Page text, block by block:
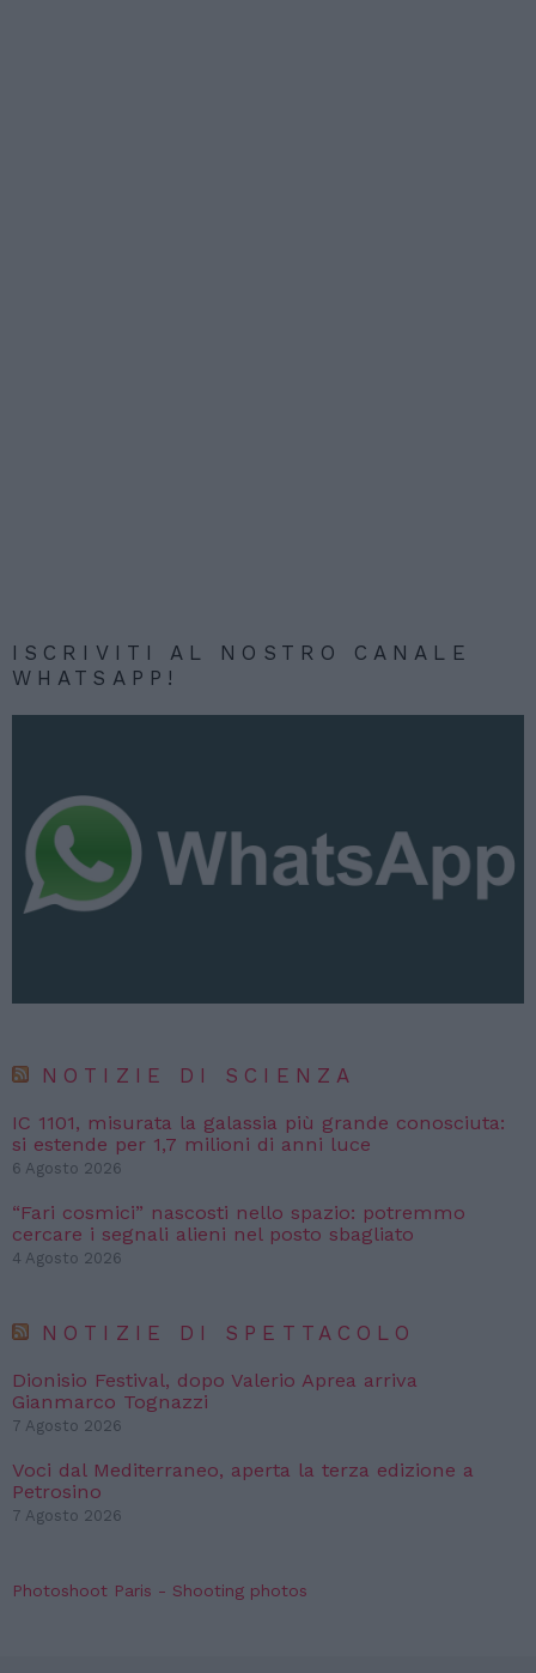
ISCRIVITI AL NOSTRO CANALE
WHATSAPP!
NOTIZIE DI SCIENZA
IC 1101, misurata la galassia più grande conosciuta:
si estende per 1,7 milioni di anni luce
6 Agosto 2026
“Fari cosmici” nascosti nello spazio: potremmo
cercare i segnali alieni nel posto sbagliato
4 Agosto 2026
NOTIZIE DI SPETTACOLO
Dionisio Festival, dopo Valerio Aprea arriva
Gianmarco Tognazzi
7 Agosto 2026
Voci dal Mediterraneo, aperta la terza edizione a
Petrosino
7 Agosto 2026
Photoshoot Paris - Shooting photos